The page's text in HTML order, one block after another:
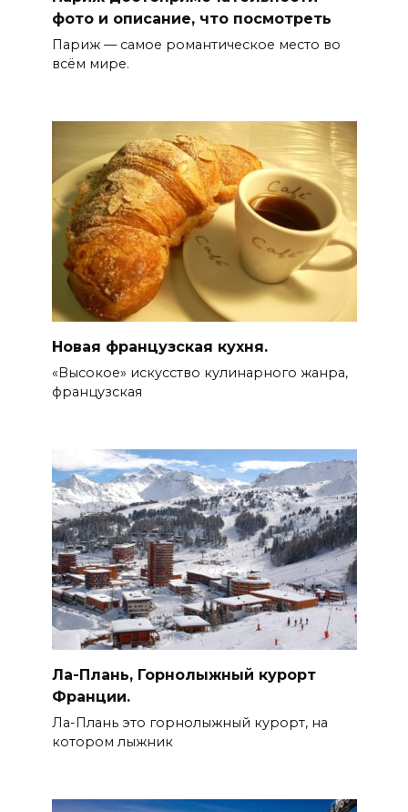
фото и описание, что посмотреть
Париж — самое романтическое место во
всём мире.
Новая французская кухня.
«Высокое» искусство кулинарного жанра,
французская
Ла-Плань, Горнолыжный курорт
Франции.
Ла-Плань это горнолыжный курорт, на
котором лыжник